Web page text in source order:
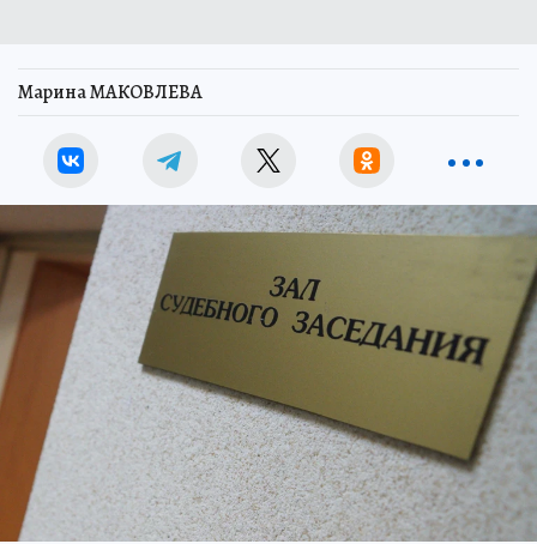
Марина МАКОВЛЕВА